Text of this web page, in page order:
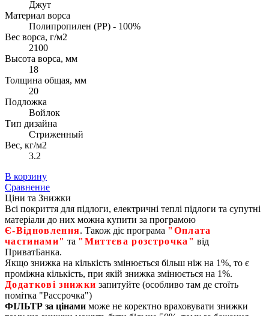
Джут
Материал ворса
Полипропилен (PP) - 100%
Вес ворса, г/м2
2100
Высота ворса, мм
18
Толщина общая, мм
20
Подложка
Войлок
Тип дизайна
Стриженный
Вес, кг/м2
3.2
В корзину
Сравнение
Ціни та Знижки
Всі покриття для підлоги, електричні теплі підлоги та супутні
матеріали до них можна купити за програмою
Є‑Відновлення. Також діє програма "Оплата
частинами" та "Миттєва розстрочка" від
ПриватБанка.
Якщо знижка на кількість змінюється більш ніж на 1%, то є
проміжна кількість, при якій знижка змінюється на 1%.
Додаткові знижки запитуйте (особливо там де стоїть
помітка "Рассрочка")
ФІЛЬТР за цінами може не коректно враховувати знижки